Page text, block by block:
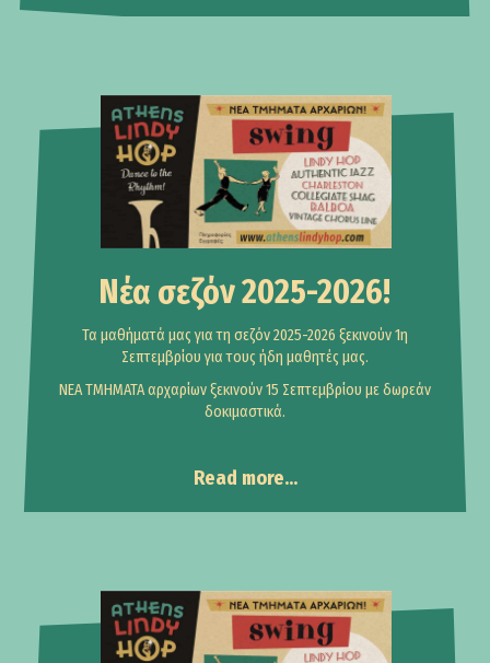
Announcements
Νέα σεζόν 2025-2026!
Τα μαθήματά μας για τη σεζόν 2025-2026 ξεκινούν 1η
Σεπτεμβρίου για τους ήδη μαθητές μας.
ΝΕΑ ΤΜΗΜΑΤΑ αρχαρίων ξεκινούν 15 Σεπτεμβρίου με δωρεάν
δοκιμαστικά.
Read more...
Announcements